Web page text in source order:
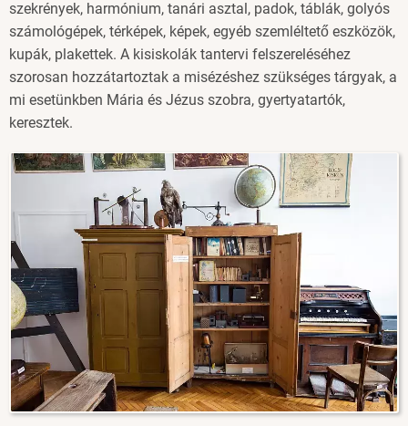
szekrények, harmónium, tanári asztal, padok, táblák, golyós
számológépek, térképek, képek, egyéb szemléltető eszközök,
kupák, plakettek. A kisiskolák tantervi felszereléséhez
szorosan hozzátartoztak a misézéshez szükséges tárgyak, a
mi esetünkben Mária és Jézus szobra, gyertyatartók,
keresztek.
Image